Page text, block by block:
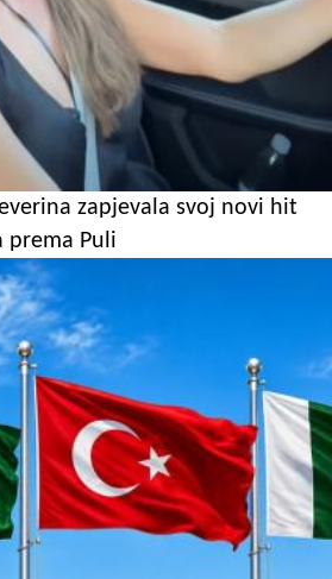
zapjevala svoj novi hit
prema Puli